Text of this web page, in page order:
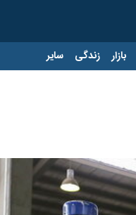
بازار زندگی سایر